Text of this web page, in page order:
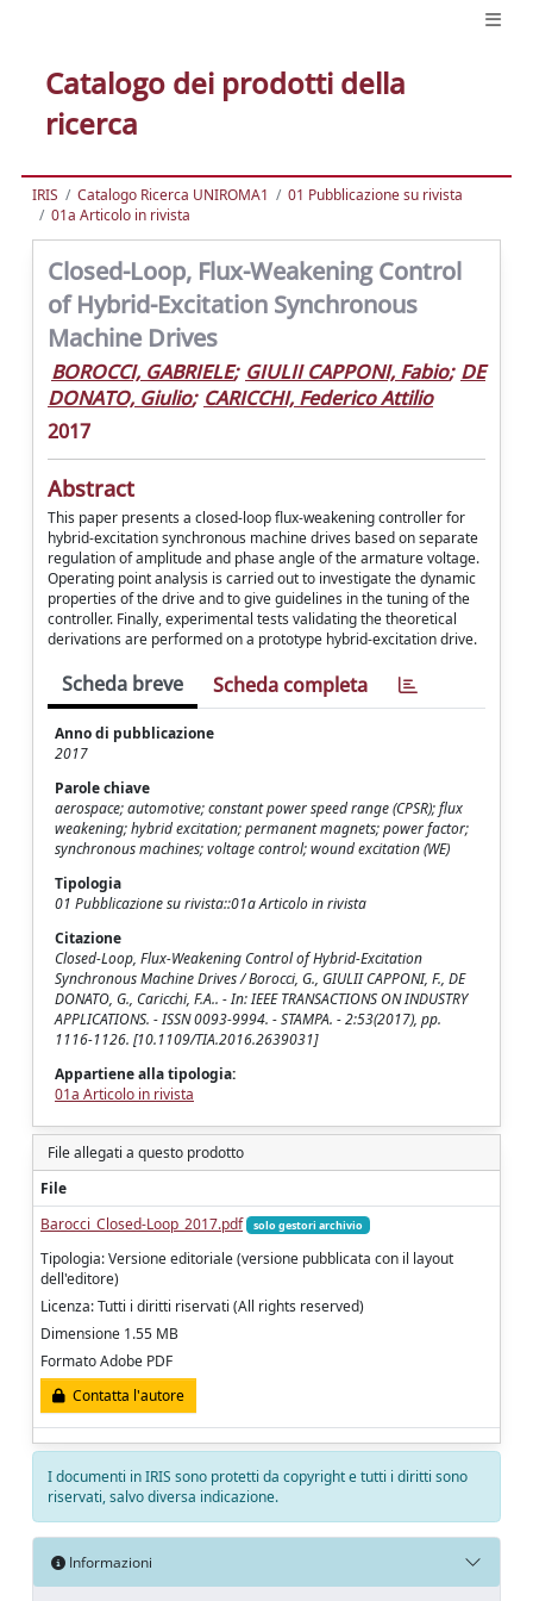
Catalogo dei prodotti della
ricerca
IRIS Catalogo Ricerca UNIROMA1
01 Pubblicazione su rivista
01a Articolo in rivista
Closed-Loop, Flux-Weakening Control
of Hybrid-Excitation Synchronous
Machine Drives
BOROCCI, GABRIELE; GIULII CAPPONI, Fabio; DE
DONATO, Giulio; CARICCHI, Federico Attilio
2017
Abstract
This paper presents a closed-loop flux-weakening controller for
hybrid-excitation synchronous machine drives based on separate
regulation of amplitude and phase angle of the armature voltage.
Operating point analysis is carried out to investigate the dynamic
properties of the drive and to give guidelines in the tuning of the
controller. Finally, experimental tests validating the theoretical
derivations are performed on a prototype hybrid-excitation drive.
Scheda breve Scheda completa
Anno di pubblicazione
2017
Parole chiave
aerospace; automotive; constant power speed range (CPSR); flux
weakening; hybrid excitation; permanent magnets; power factor;
synchronous machines; voltage control; wound excitation (WE)
Tipologia
01 Pubblicazione su rivista::01a Articolo in rivista
Citazione
Closed-Loop, Flux-Weakening Control of Hybrid-Excitation
Synchronous Machine Drives / Borocci, G., GIULII CAPPONI, F., DE
DONATO, G., Caricchi, F.A.. - In: IEEE TRANSACTIONS ON INDUSTRY
APPLICATIONS. - ISSN 0093-9994. - STAMPA. - 2:53(2017), pp.
1116-1126. [10.1109/TIA.2016.2639031]
Appartiene alla tipologia:
01a Articolo in rivista
File allegati a questo prodotto
File
Barocci_Closed-Loop_2017.pdf
solo gestori archivio
Tipologia: Versione editoriale (versione pubblicata con il layout
dell'editore)
Licenza: Tutti i diritti riservati (All rights reserved)
Dimensione 1.55 MB
Formato Adobe PDF
Contatta l'autore
I documenti in IRIS sono protetti da copyright e tutti i diritti sono
riservati, salvo diversa indicazione.
Informazioni